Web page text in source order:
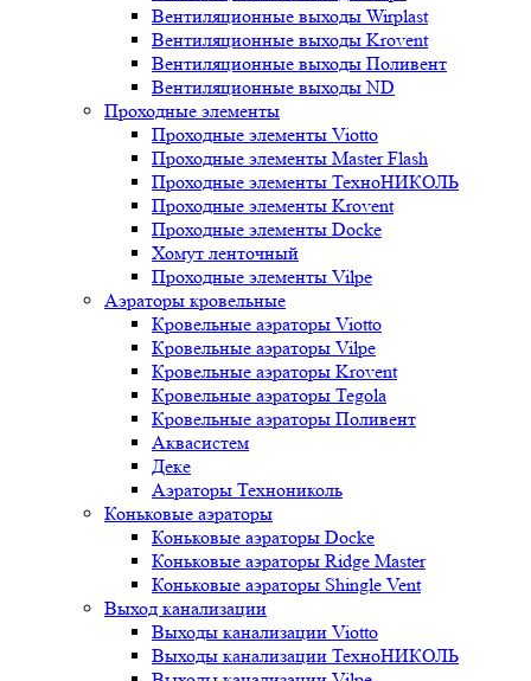
Вентиляционные выходы Wirplast
Вентиляционные выходы Krovent
Вентиляционные выходы Поливент
Вентиляционные выходы ND
Проходные элементы
Проходные элементы Viotto
Проходные элементы Master Flash
Проходные элементы ТехноНИКОЛЬ
Проходные элементы Krovent
Проходные элементы Docke
Хомут ленточный
Проходные элементы Vilpe
Аэраторы кровельные
Кровельные аэраторы Viotto
Кровельные аэраторы Vilpe
Кровельные аэраторы Krovent
Кровельные аэраторы Tegola
Кровельные аэраторы Поливент
Аквасистем
Деке
Аэраторы Технониколь
Коньковые аэраторы
Коньковые аэраторы Docke
Коньковые аэраторы Ridge Master
Коньковые аэраторы Shingle Vent
Выход канализации
Выходы канализации Viotto
Выходы канализации ТехноНИКОЛЬ